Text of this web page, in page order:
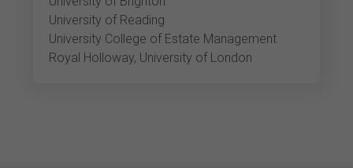
University of Reading
University College of Estate Management
Royal Holloway, University of London